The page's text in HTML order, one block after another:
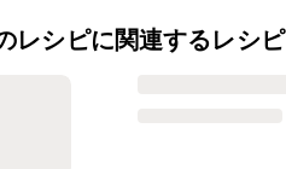
レシピに関連するレシピ